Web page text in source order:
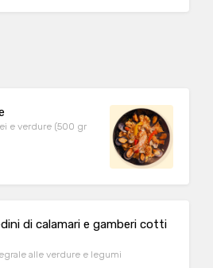
e verdure (500 gr
di calamari e gamberi cotti
alle verdure e legumi